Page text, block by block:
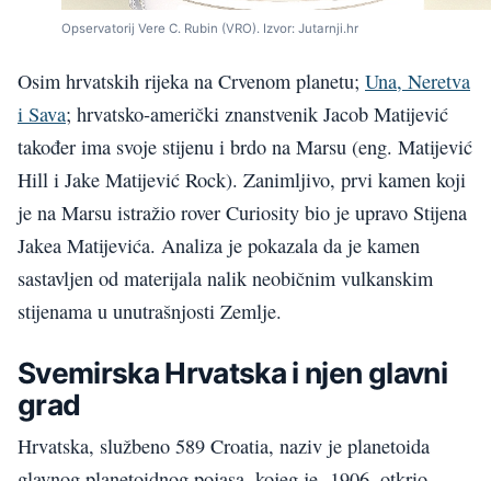
Opservatorij Vere C. Rubin (VRO). Izvor: Jutarnji.hr
Osim hrvatskih rijeka na Crvenom planetu; Una, Neretva
i Sava; hrvatsko-američki znanstvenik Jacob Matijević
također ima svoje stijenu i brdo na Marsu (eng. Matijević
Hill i Jake Matijević Rock). Zanimljivo, prvi kamen koji
je na Marsu istražio rover Curiosity bio je upravo Stijena
Jakea Matijevića. Analiza je pokazala da je kamen
sastavljen od materijala nalik neobičnim vulkanskim
stijenama u unutrašnjosti Zemlje.
Svemirska Hrvatska i njen glavni
grad
Hrvatska, službeno 589 Croatia, naziv je planetoida